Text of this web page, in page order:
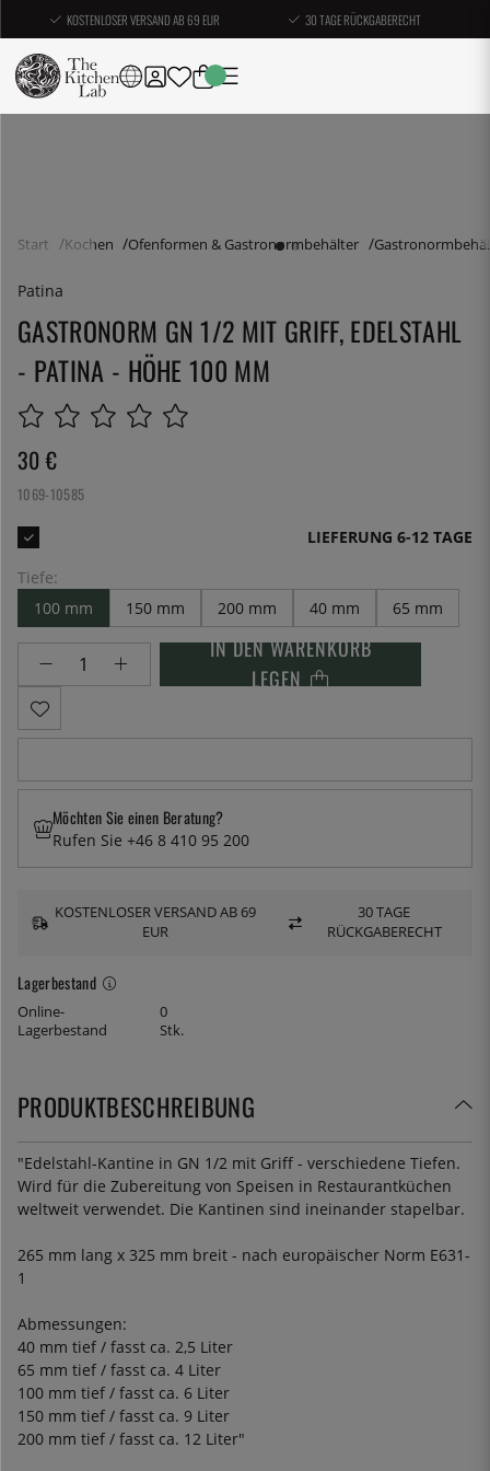
KOSTENLOSER VERSAND AB 69 EUR 30 TAGE RÜCKGABERECHT
Start Kochen Ofenformen & Gastronormbehälter
Patina
GASTRONORM GN 1/2 MIT GRIFF, EDELSTAHL
- PATINA - HÖHE 100 MM
30 €
1069-10585
LIEFERUNG 6-12 TAGE
Tiefe:
100 mm
150 mm 200 mm 40 mm 65 mm
IN DEN WARENKORB
LEGEN
Lagerbestand
Online-
Lagerbestand
0
Stk.
Möchten Sie einen Beratung?
Rufen Sie +46 8 410 95 200
KOSTENLOSER VERSAND AB 69
EUR
30 TAGE
RÜCKGABERECHT
PRODUKTBESCHREIBUNG
"Edelstahl-Kantine in GN 1/2 mit Griff - verschiedene Tiefen.
Wird für die Zubereitung von Speisen in Restaurantküchen
weltweit verwendet. Die Kantinen sind ineinander stapelbar.
265 mm lang x 325 mm breit - nach europäischer Norm E631-
1
Abmessungen:
40 mm tief / fasst ca. 2,5 Liter
65 mm tief / fasst ca. 4 Liter
100 mm tief / fasst ca. 6 Liter
150 mm tief / fasst ca. 9 Liter
200 mm tief / fasst ca. 12 Liter"